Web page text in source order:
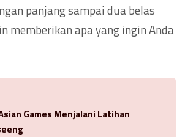
panjang sampai dua belas
memberikan apa yang ingin Anda
Games Menjalani Latihan